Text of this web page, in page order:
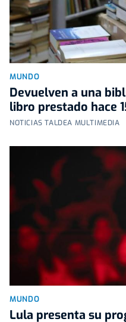
MUNDO
Devuelven a una
libro prestado hace
NOTICIAS TALDEA MULTIMEDIA
MUNDO
Lula presenta su